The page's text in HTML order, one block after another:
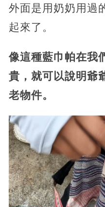
外面是用奶奶用過
起來了。
像這種藍巾帕在我
貴，就可以說明爺
老物件。